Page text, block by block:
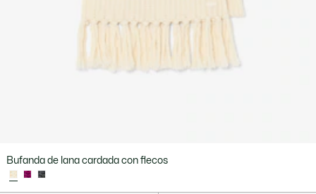
Bufanda de lana cardada con flecos